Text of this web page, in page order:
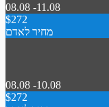
08.08 -11.08
$272
מחיר לאדם
08.08 -10.08
$272